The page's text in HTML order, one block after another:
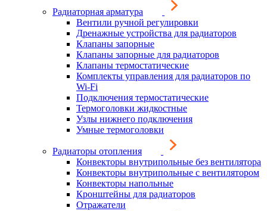
Радиаторная арматура
Вентили ручной регулировки
Дренажные устройства для радиаторов
Клапаны запорные
Клапаны запорные для радиаторов
Клапаны термостатические
Комплекты управления для радиаторов по
Wi-Fi
Подключения термостатические
Термоголовки жидкостные
Узлы нижнего подключения
Умные термоголовки
Радиаторы отопления
Конвекторы внутрипольные без вентилятора
Конвекторы внутрипольные с вентилятором
Конвекторы напольные
Кронштейны для радиаторов
Отражатели